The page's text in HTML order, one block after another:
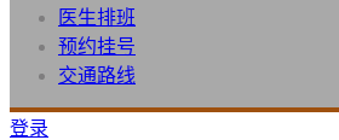
医生排班
预约挂号
交通路线
登录